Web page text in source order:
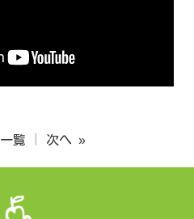
一覧 次へ »